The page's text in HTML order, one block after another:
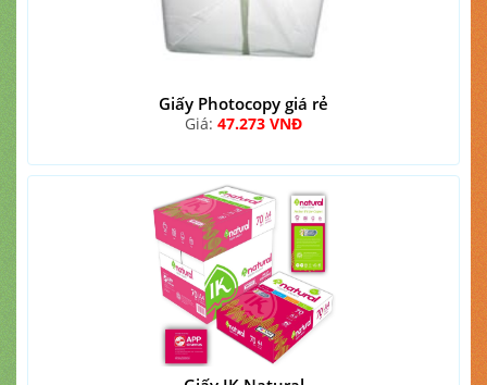
Giấy Photocopy giá rẻ
Giá: 47.273 VNĐ